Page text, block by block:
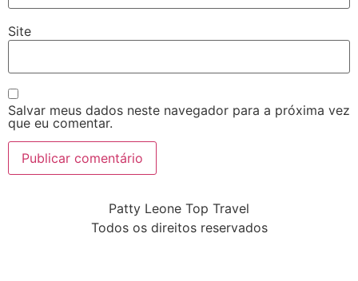
Site
Salvar meus dados neste navegador para a próxima vez
que eu comentar.
Patty Leone Top Travel
Todos os direitos reservados